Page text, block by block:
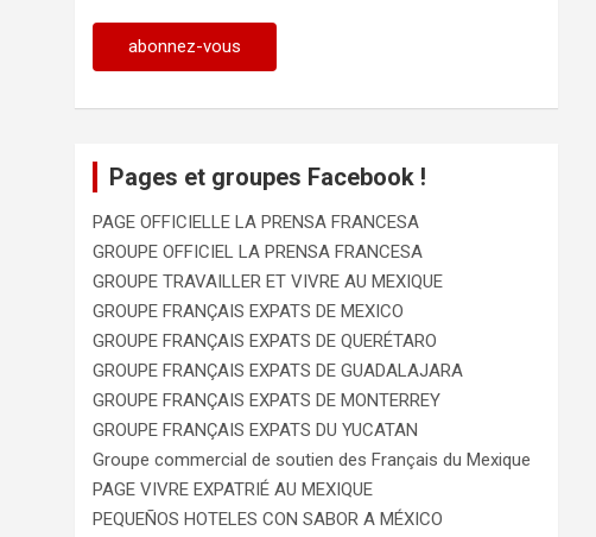
Pages et groupes Facebook !
PAGE OFFICIELLE LA PRENSA FRANCESA
GROUPE OFFICIEL LA PRENSA FRANCESA
GROUPE TRAVAILLER ET VIVRE AU MEXIQUE
GROUPE FRANÇAIS EXPATS DE MEXICO
GROUPE FRANÇAIS EXPATS DE QUERÉTARO
GROUPE FRANÇAIS EXPATS DE GUADALAJARA
GROUPE FRANÇAIS EXPATS DE MONTERREY
GROUPE FRANÇAIS EXPATS DU YUCATAN
Groupe commercial de soutien des Français du Mexique
PAGE VIVRE EXPATRIÉ AU MEXIQUE
PEQUEÑOS HOTELES CON SABOR A MÉXICO